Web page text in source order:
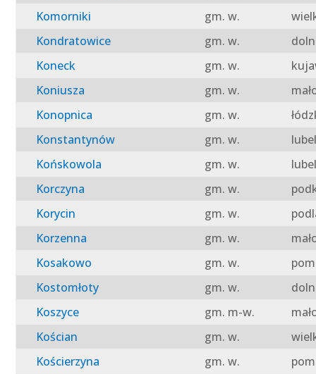
Komorniki
gm. w.
Kondratowice
gm. w.
Koneck
gm. w.
Koniusza
gm. w.
Konopnica
gm. w.
Konstantynów
gm. w.
Końskowola
gm. w.
Korczyna
gm. w.
Korycin
gm. w.
Korzenna
gm. w.
Kosakowo
gm. w.
Kostomłoty
gm. w.
Koszyce
gm. m-w.
Kościan
gm. w.
Kościerzyna
gm. w.